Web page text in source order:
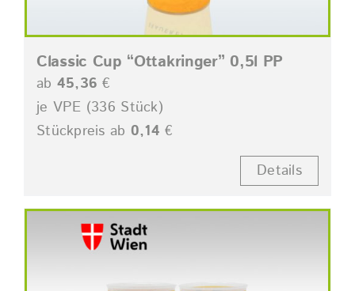
Classic Cup “Ottakringer” 0,5l PP
ab 45,36 €
je VPE (336 Stück)
Stückpreis ab 0,14 €
Details